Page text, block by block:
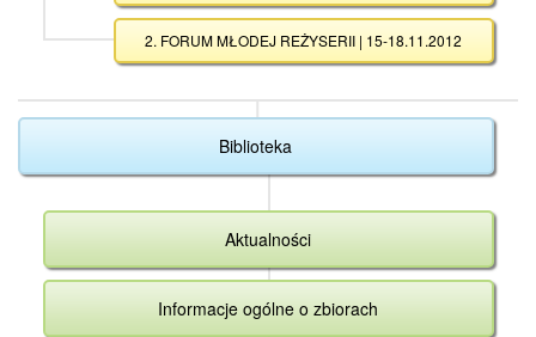
2. FORUM MŁODEJ REŻYSERII | 15-18.11.2012
Biblioteka
Aktualności
Informacje ogólne o zbiorach